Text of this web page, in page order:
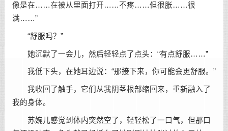
像是在……在被从里面打开……不疼……但很胀……很
满……”
“舒服吗？”
她沉默了一会儿，然后轻轻点了点头：“有点舒服……”
我低下头，在她耳边说：“那接下来，你可能会更舒服。”
我收回了触手，它们从我阴茎根部缩回来，重新融入了
我的身体。
苏婉儿感觉到体内突然空了，轻轻松了一口气，但那口